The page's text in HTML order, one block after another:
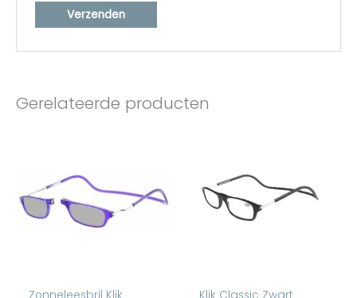
Gerelateerde producten